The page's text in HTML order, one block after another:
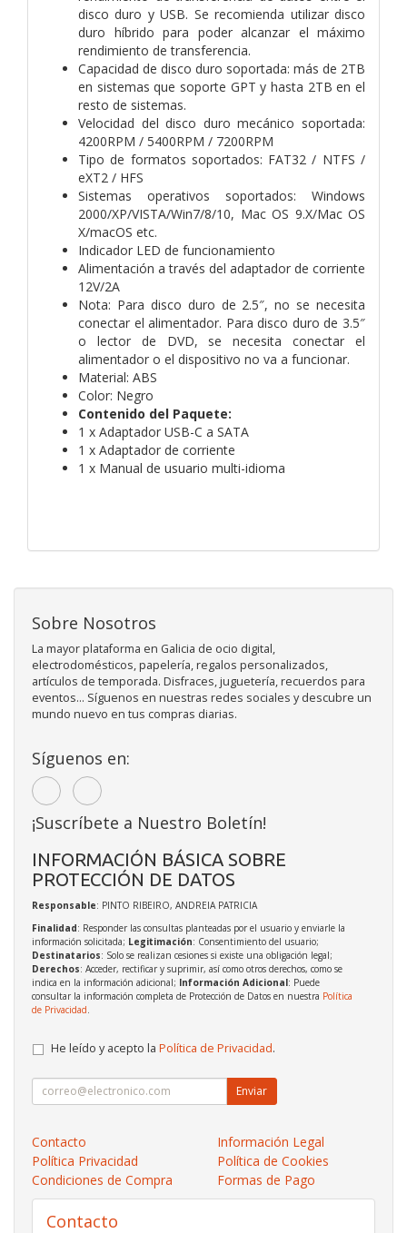
disco duro y USB. Se recomienda utilizar disco
duro híbrido para poder alcanzar el máximo
rendimiento de transferencia.
Capacidad de disco duro soportada: más de 2TB
en sistemas que soporte GPT y hasta 2TB en el
resto de sistemas.
Velocidad del disco duro mecánico soportada:
4200RPM / 5400RPM / 7200RPM
Tipo de formatos soportados: FAT32 / NTFS /
eXT2 / HFS
Sistemas operativos soportados: Windows
2000/XP/VISTA/Win7/8/10, Mac OS 9.X/Mac OS
X/macOS etc.
Indicador LED de funcionamiento
Alimentación a través del adaptador de corriente
12V/2A
Nota: Para disco duro de 2.5″, no se necesita
conectar el alimentador. Para disco duro de 3.5″
o lector de DVD, se necesita conectar el
alimentador o el dispositivo no va a funcionar.
Material: ABS
Color: Negro
Contenido del Paquete:
1 x Adaptador USB-C a SATA
1 x Adaptador de corriente
1 x Manual de usuario multi-idioma
Sobre Nosotros
La mayor plataforma en Galicia de ocio digital,
electrodomésticos, papelería, regalos personalizados,
artículos de temporada. Disfraces, juguetería, recuerdos para
eventos... Síguenos en nuestras redes sociales y descubre un
mundo nuevo en tus compras diarias.
Síguenos en:
¡Suscríbete a Nuestro Boletín!
INFORMACIÓN BÁSICA SOBRE
PROTECCIÓN DE DATOS
Responsable: PINTO RIBEIRO, ANDREIA PATRICIA
Finalidad: Responder las consultas planteadas por el usuario y enviarle la
información solicitada; Legitimación: Consentimiento del usuario;
Destinatarios: Solo se realizan cesiones si existe una obligación legal;
Derechos: Acceder, rectificar y suprimir, así como otros derechos, como se
indica en la información adicional; Información Adicional: Puede
consultar la información completa de Protección de Datos en nuestra Política
de Privacidad
He leído y acepto la Política de Privacidad.
Enviar
Contacto
Información Legal
Política Privacidad
Política de Cookies
Condiciones de Compra
Formas de Pago
Contacto